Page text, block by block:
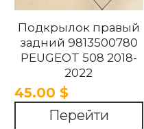
Подкрылок правый
задний 9813500780
PEUGEOT 508 2018-
2022
45.00 $
Перейти